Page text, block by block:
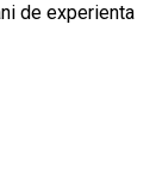
de experienta